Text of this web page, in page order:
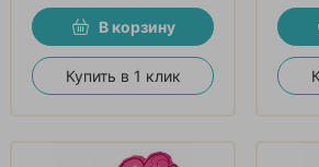
В корзину
Купить в 1 клик